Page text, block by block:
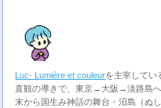
Luc- Lumière et couleurを主宰してい
直観の導きで、東京→大阪→淡路島
末から国生み神話の舞台・沼島（ぬ